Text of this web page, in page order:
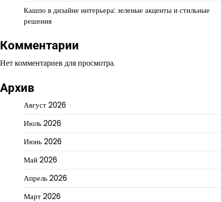
Кашпо в дизайне интерьера: зеленые акценты и стильные
решения
Комментарии
Нет комментариев для просмотра.
Архив
Август 2026
Июль 2026
Июнь 2026
Май 2026
Апрель 2026
Март 2026